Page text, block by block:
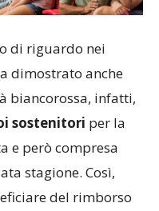
di riguardo nei
dimostrato anche
biancorossa, infatti,
sostenitori per la
e però compresa
stagione. Così,
del rimborso